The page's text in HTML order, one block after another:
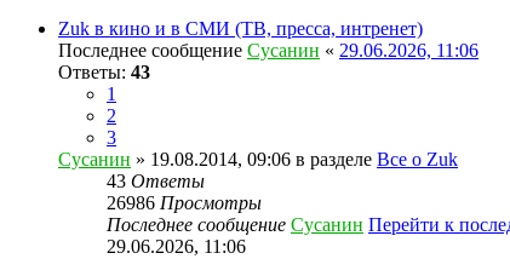
Zuk в кино и в СМИ (ТВ, пресса, интренет)
Последнее сообщение Сусанин « 29.06.2026, 11:06
Ответы: 43
1
2
3
Сусанин » 19.08.2014, 09:06 в разделе Все о Zuk
43 Ответы
26986 Просмотры
Последнее сообщение Сусанин Перейти к
29.06.2026, 11:06